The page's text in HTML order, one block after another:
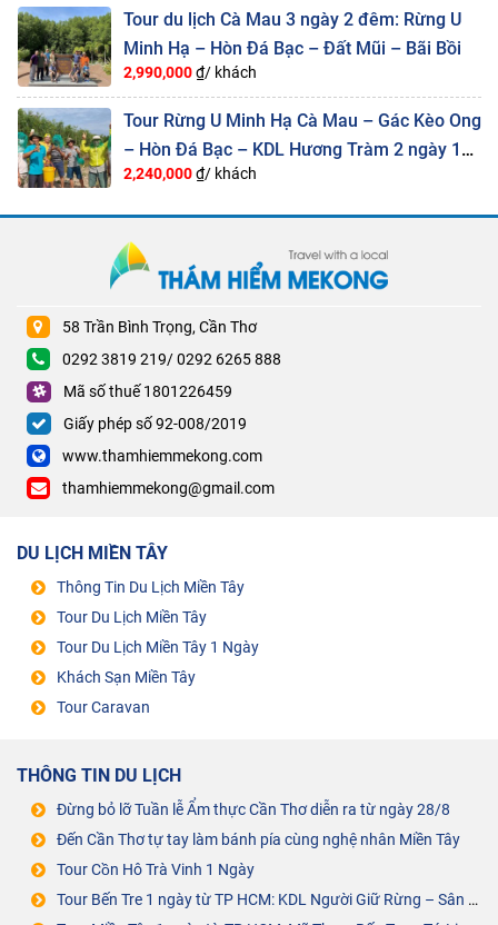
Tour du lịch Cà Mau 3 ngày 2 đêm: Rừng U
Minh Hạ – Hòn Đá Bạc – Đất Mũi – Bãi Bồi
2,990,000₫/ khách
Tour Rừng U Minh Hạ Cà Mau – Gác Kèo Ong
– Hòn Đá Bạc – KDL Hương Tràm 2 ngày 1
đêm
2,240,000₫/ khách
58 Trần Bình Trọng, Cần Thơ
0292 3819 219/ 0292 6265 888
Mã số thuế 1801226459
Giấy phép số 92-008/2019
www.thamhiemmekong.com
thamhiemmekong@gmail.com
DU LỊCH MIỀN TÂY
Thông Tin Du Lịch Miền Tây
Tour Du Lịch Miền Tây
Tour Du Lịch Miền Tây 1 Ngày
Khách Sạn Miền Tây
Tour Caravan
THÔNG TIN DU LỊCH
Đừng bỏ lỡ Tuần lễ Ẩm thực Cần Thơ diễn ra từ ngày 28/8
Đến Cần Thơ tự tay làm bánh pía cùng nghệ nhân Miền Tây
Tour Cồn Hô Trà Vinh 1 Ngày
Tour Bến Tre 1 ngày từ TP HCM: KDL Người Giữ Rừng – Sân Chim Vàm Hồ